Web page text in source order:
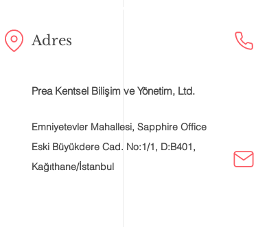
Adres
Prea Kentsel Bilişim ve Yönetim, Ltd.
Emniyetevler Mahallesi, Sapphire Office
Eski Büyükdere Cad. No:1/1, D:B401,
Kağıthane/İstanbul